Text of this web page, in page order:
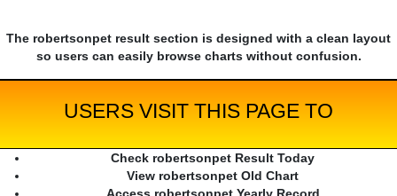
The robertsonpet result section is designed with a clean layout
so users can easily browse charts without confusion.
USERS VISIT THIS PAGE TO
Check robertsonpet Result Today
View robertsonpet Old Chart